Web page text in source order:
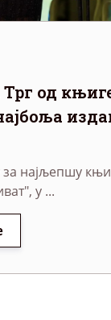
од
најљепшу
у ...